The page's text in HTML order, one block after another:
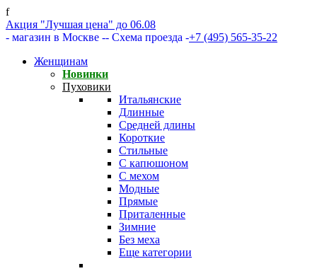
f
Акция "Лучшая цена" до 06.08
- магазин в Москве -- Схема проезда -+7 (495) 565-35-22
Женщинам
Новинки
Пуховики
Итальянские
Длинные
Средней длины
Короткие
Стильные
С капюшоном
С мехом
Модные
Прямые
Приталенные
Зимние
Без меха
Еще категории